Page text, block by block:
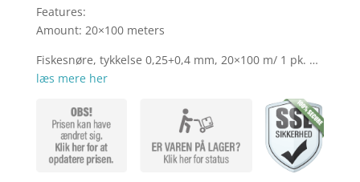
Features:
Amount: 20×100 meters
Fiskesnøre, tykkelse 0,25+0,4 mm, 20×100 m/ 1 pk. …
læs mere her